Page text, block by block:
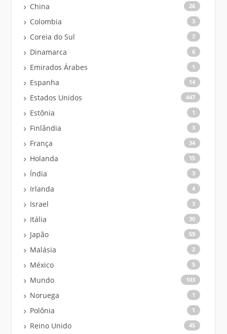
China 26
Colombia 3
Coreia do Sul 7
Dinamarca 6
Emirados Árabes 1
Espanha 14
Estados Unidos 447
Estônia 1
Finlândia 3
França 34
Holanda 15
Índia 3
Irlanda 4
Israel 3
Itália 30
Japão 59
Malásia 2
México 5
Mundo 103
Noruega 1
Polônia 1
Reino Unido 45